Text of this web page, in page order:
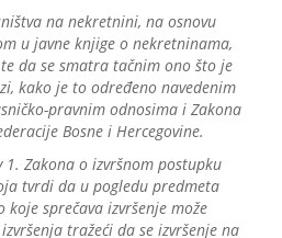
na nekretnini, na osnovu
u javne knjige o nekretninama,
da se smatra tačnim ono što je
kako je to određeno navedenim
pravnim odnosima i Zakona
Bosne i Hercegovine.
Zakona o izvršnom postupku
tvrdi da u pogledu predmeta
sprečava izvršenje može
tražeći da se izvršenje na